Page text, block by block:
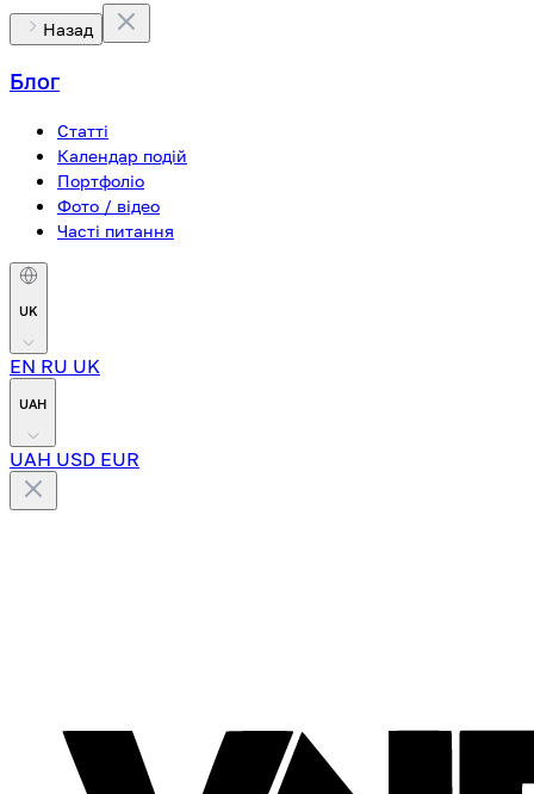
Назад
Блог
Статті
Календар подій
Портфоліо
Фото / відео
Часті питання
UK
EN RU UK
UAH
UAH USD EUR